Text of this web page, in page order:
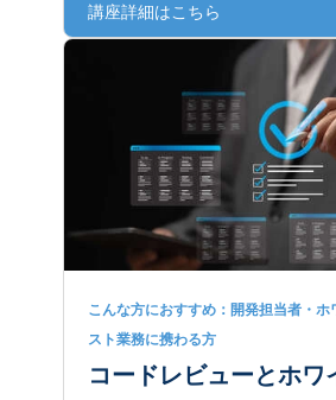
講座詳細はこちら
こんな方におすすめ：開発担当者・ホ
スト業務に携わる方
コードレビューとホワ